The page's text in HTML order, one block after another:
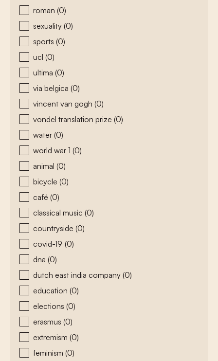
roman (0)
sexuality (0)
sports (0)
ucl (0)
ultima (0)
via belgica (0)
vincent van gogh (0)
vondel translation prize (0)
water (0)
world war 1 (0)
animal (0)
bicycle (0)
café (0)
classical music (0)
countryside (0)
covid-19 (0)
dna (0)
dutch east india company (0)
education (0)
elections (0)
erasmus (0)
extremism (0)
feminism (0)